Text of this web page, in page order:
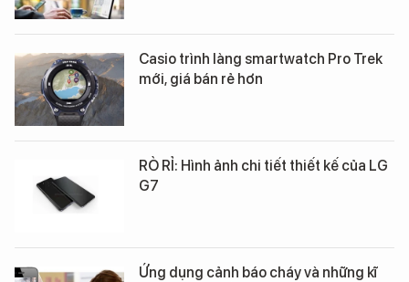
Casio trình làng smartwatch Pro Trek
mới, giá bán rẻ hơn
RÒ RỈ: Hình ảnh chi tiết thiết kế của LG
G7
Ứng dụng cảnh báo cháy và những kĩ